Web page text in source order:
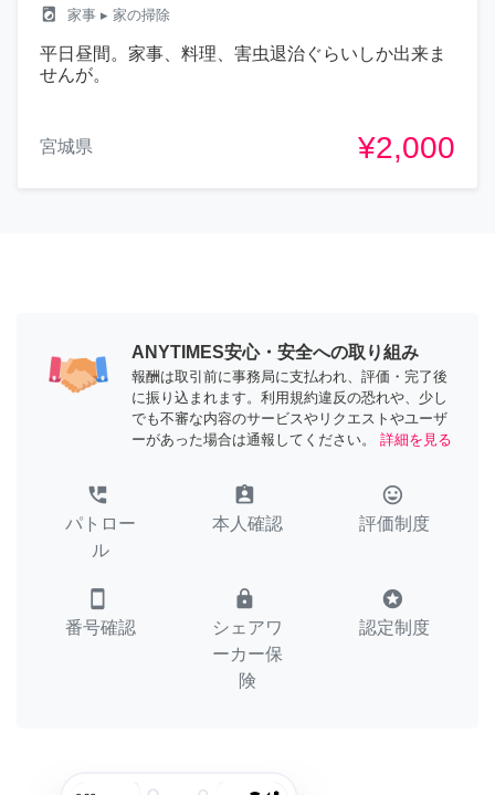
local_laundry_service 家事 ▸ 家の掃除
平日昼間。家事、料理、害虫退治ぐらいしか出来ま
せんが。
宮城県 ¥2,000
ANYTIMES安心・安全への取り組み
報酬は取引前に事務局に支払われ、評価・完了後
に振り込まれます。利用規約違反の恐れや、少し
でも不審な内容のサービスやリクエストやユーザ
ーがあった場合は通報してください。
詳細を見る
perm_phone_msg
パトロー
ル
assignment_ind
本人確認
tag_faces
評価制度
smartphone
番号確認
lock
シェアワ
ーカー保
険
stars
認定制度